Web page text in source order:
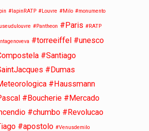
#lapinRATP #Louvre #Milo #monumento
#Pantheon #Paris #RATP
#torreeiffel #unesco
#Santiago
#Dumas
#Haussmann
#Boucherie #Mercado
#chumbo #Revolucao
#apostolo #Venusdemilo